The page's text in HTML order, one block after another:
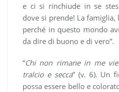
e ci si rinchiude in se
dove si prende! La famiglia,
perché in questo mondo
da dire di buono e di vero”.
“Chi non rimane in me
tralcio e secca” (v. 6). Un
possa essere bello e